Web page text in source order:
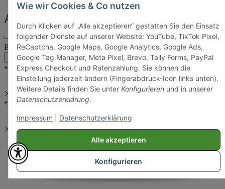
Alle akzeptieren
Konfigurieren
Wie wir Cookies & Co nutzen
Durch Klicken auf „Alle akzeptieren“ gestatten Sie den Einsatz
folgender Dienste auf unserer Website: YouTube, TikTok Pixel,
ReCaptcha, Google Maps, Google Analytics, Google Ads,
Google Tag Manager, Meta Pixel, Brevo, Tally Forms, PayPal
Express Checkout und Ratenzahlung. Sie können die
Einstellung jederzeit ändern (Fingerabdruck-Icon links unten).
Weitere Details finden Sie unter Konfigurieren und in unserer
Datenschutzerklärung.
Impressum Datenschutzerklärung
Another Headline
Eine Subline
Body Content
main:another main